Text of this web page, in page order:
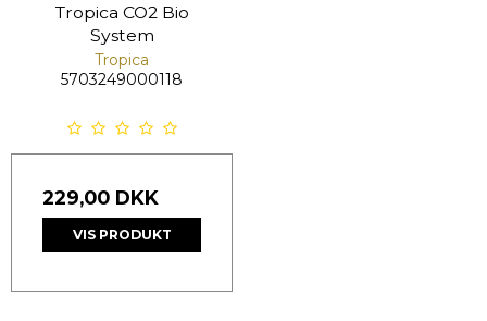
Tropica CO2 Bio
System
Tropica
5703249000118
229,00 DKK
VIS PRODUKT